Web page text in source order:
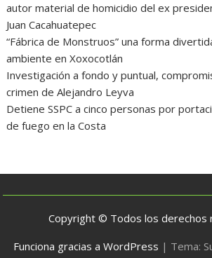
autor material de homicidio del ex
Juan Cacahuatepec
“Fábrica de Monstruos” una forma
ambiente en Xoxocotlán
Investigación a fondo y puntual,
crimen de Alejandro Leyva
Detiene SSPC a cinco personas por
de fuego en la Costa
Copyright © Todos los derechos
Funciona gracias a WordPress | Tema: